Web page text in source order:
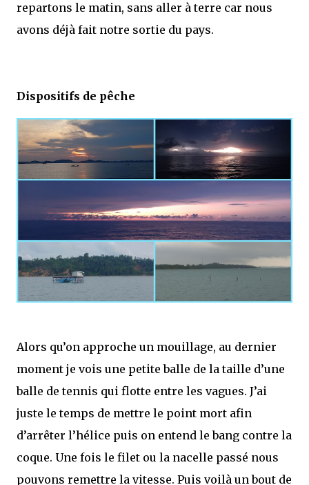
repartons le matin, sans aller à terre car nous
avons déjà fait notre sortie du pays.
Dispositifs de pêche
Alors qu’on approche un mouillage, au dernier
moment je vois une petite balle de la taille d’une
balle de tennis qui flotte entre les vagues. J’ai
juste le temps de mettre le point mort afin
d’arrêter l’hélice puis on entend le bang contre la
coque. Une fois le filet ou la nacelle passé nous
pouvons remettre la vitesse. Puis voilà un bout de